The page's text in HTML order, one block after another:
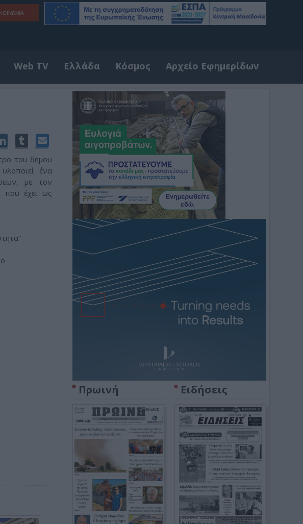
Web TV Ελλάδα Κόσμος Αρχείο Εφημερίδων
του δήμου
ένα
με τον
που έχει ως
Πρωινή Ειδήσεις